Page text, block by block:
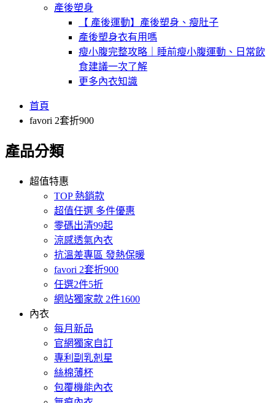
產後塑身
【 產後運動】產後塑身、瘦肚子
產後塑身衣有用嗎
瘦小腹完整攻略｜睡前瘦小腹運動、日常飲
食建議一次了解
更多內衣知識
首頁
favori 2套折900
產品分類
超值特惠
TOP 熱銷款
超值任選 多件優惠
零碼出清99起
涼感透氣內衣
抗溫差專區 發熱保暖
favori 2套折900
任選2件5折
網站獨家款 2件1600
內衣
每月新品
官網獨家自訂
專利副乳剋星
絲棉薄杯
包覆機能內衣